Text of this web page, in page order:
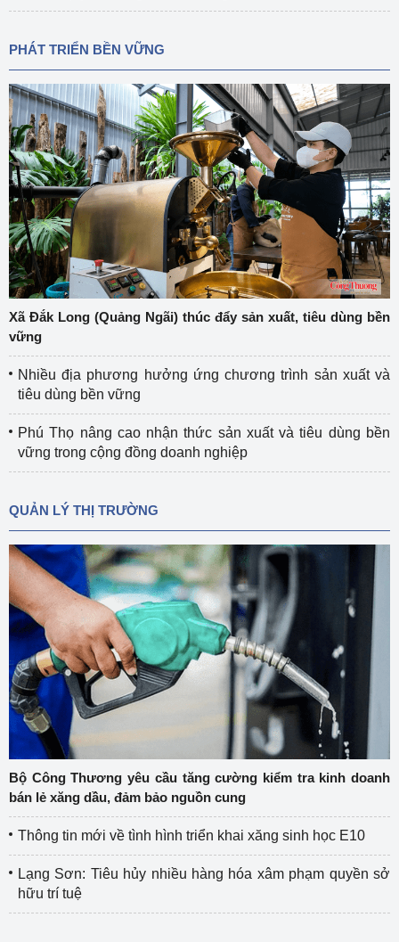
PHÁT TRIỂN BỀN VỮNG
Xã Đắk Long (Quảng Ngãi) thúc đẩy sản xuất, tiêu dùng bền
vững
Nhiều địa phương hưởng ứng chương trình sản xuất và
tiêu dùng bền vững
Phú Thọ nâng cao nhận thức sản xuất và tiêu dùng bền
vững trong cộng đồng doanh nghiệp
QUẢN LÝ THỊ TRƯỜNG
Bộ Công Thương yêu cầu tăng cường kiểm tra kinh doanh
bán lẻ xăng dầu, đảm bảo nguồn cung
Thông tin mới về tình hình triển khai xăng sinh học E10
Lạng Sơn: Tiêu hủy nhiều hàng hóa xâm phạm quyền sở
hữu trí tuệ